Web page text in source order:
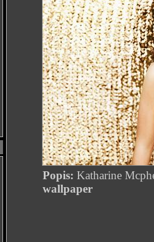
Popis: Katharine
wallpaper